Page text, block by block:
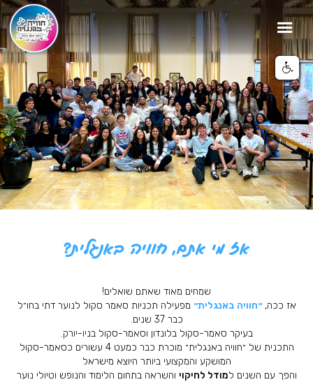
אז מי אתם, חוויה באנגלית?
שמחים מאוד שאתם שואלים!
אז ככה,״חוויה באנגלית״ מפעילה תכניות סאמר סקול לנוער דתי בחו״ל
כבר 37 שנים.
בעיקר סאמר-סקול בלונדון וסאמר-סקול בניו-יורק.
התכנית של ״חוויה באנגלית״ מוכרת כבר כמעט 4 עשורים כסאמר-סקול
המושקע והמקצועי ביותר היוצא מישראל
והפך עם השנים למודל לחיקוי והשראה בתחום הלימוד והנופש וטיולי נוער